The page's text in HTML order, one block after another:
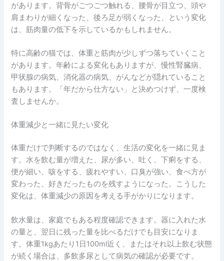
があります。背骨がごつごつ触れる、腰骨が目立つ、頭や
肩まわりが細くなった、後ろ足が弱くなった、という変化
は、筋肉量の低下を示しているかもしれません。
特に高齢の猫では、体重と筋肉が少しずつ落ちていくこと
があります。年齢による変化もありますが、慢性腎臓病、
甲状腺の病気、消化器の病気、がんなどが隠れていること
もあります。「年だから仕方ない」と決めつけず、一度検
査しませんか。
体重減少と一緒に見たい変化
体重だけで判断するのではなく、生活の変化を一緒に見ま
す。水を飲む量が増えた、尿が多い、吐く、下痢をする、
便が細い、咳をする、疲れやすい、口臭が強い、食べ方が
変わった、好きだったものを残すようになった。こうした
変化は、体重減少の原因を考える手がかりになります。
飲水量は、家庭でもある程度確認できます。器に入れた水
の量と、翌日に残った量を比べるだけでも目安になりま
す。体重1kgあたり1日100ml近く、またはそれ以上飲む状態
が続く場合は、多飲多尿として病気の確認が必要です。